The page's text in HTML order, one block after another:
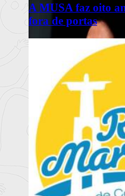
A MUSA faz oito
fora de portas